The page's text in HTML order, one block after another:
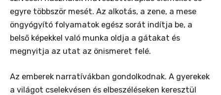
egyre többször mesét. Az alkotás, a zene, a mese
öngyógyító folyamatok egész sorát indítja be, a
belső képekkel való munka oldja a gátakat és
megnyitja az utat az önismeret felé.
Az emberek narratívákban gondolkodnak. A gyerekek
a világot cselekvésen és elbeszéléseken keresztül